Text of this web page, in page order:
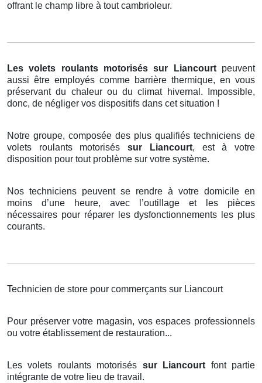
offrant le champ libre à tout cambrioleur.
Les volets roulants motorisés sur Liancourt peuvent
aussi être employés comme barrière thermique, en vous
préservant du chaleur ou du climat hivernal. Impossible,
donc, de négliger vos dispositifs dans cet situation !
Notre groupe, composée des plus qualifiés techniciens de
volets roulants motoriséssur Liancourt, est à votre
disposition pour tout problème sur votre système.
Nos techniciens peuvent se rendre à votre domicile en
moins d’une heure, avec l’outillage et les pièces
nécessaires pour réparer les dysfonctionnements les plus
courants.
Technicien de store pour commerçants sur Liancourt
Pour préserver votre magasin, vos espaces professionnels
ou votre établissement de restauration...
Les volets roulants motorisés sur Liancourt font partie
intégrante de votre lieu de travail.